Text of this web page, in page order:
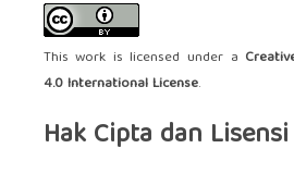
This work is licensed under a
4.0 International License.
Hak Cipta dan Lisensi